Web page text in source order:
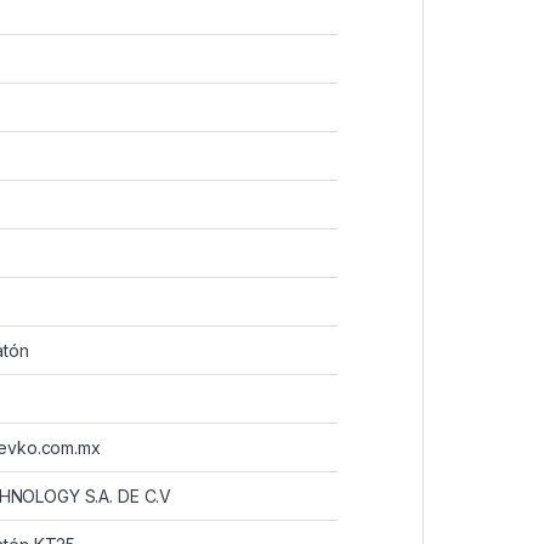
S.A. DE C.V